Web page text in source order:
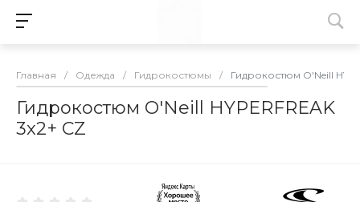
Главная / Одежда / Гидрокостюмы / Гидрокостюм O'Neill
Гидрокостюм O'Neill HYPERFREAK
3x2+ CZ